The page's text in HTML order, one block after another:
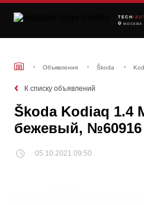
TECH /
МОСКВА
Объявления Škoda
К списку объявлений
Škoda Kodiaq 1.4
бежевый, №60916
05.10.2021 09:50